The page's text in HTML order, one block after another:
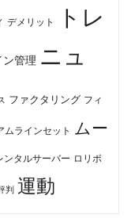
デメリット
トレ
ン管理 ニュ
ファクタリング フィ
ムラインセット ムー
ンタルサーバー ロリポ
判 運動